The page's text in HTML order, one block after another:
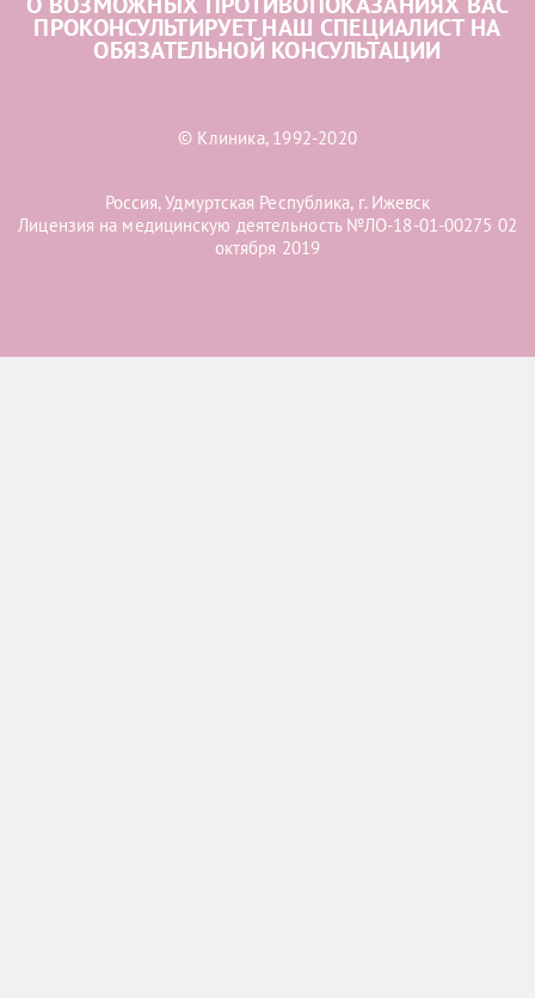
ПРОКОНСУЛЬТИРУЕТ НАШ СПЕЦИАЛИСТ НА
ОБЯЗАТЕЛЬНОЙ КОНСУЛЬТАЦИИ
© Клиника, 1992-2020
Россия, Удмуртская Республика, г. Ижевск
Лицензия на медицинскую деятельность №ЛО-18-01-00275 02
октября 2019